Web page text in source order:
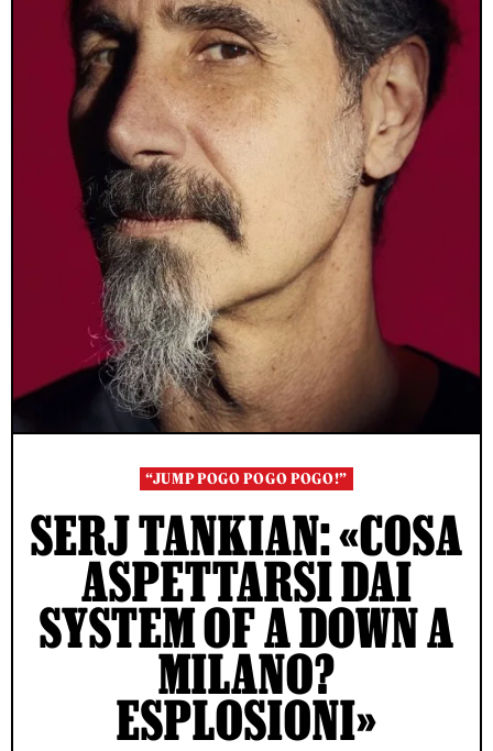
“JUMP POGO POGO POGO!”
SERJ TANKIAN: «COSA
ASPETTARSI DAI
SYSTEM OF A DOWN A
MILANO?
ESPLOSIONI»